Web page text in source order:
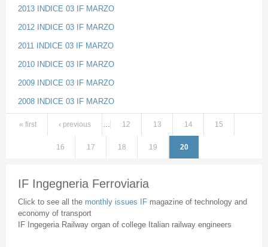
2013 INDICE 03 IF MARZO
2012 INDICE 03 IF MARZO
2011 INDICE 03 IF MARZO
2010 INDICE 03 IF MARZO
2009 INDICE 03 IF MARZO
2008 INDICE 03 IF MARZO
Pages
« first ‹ previous … 12 13 14 15
16 17 18 19 20
IF Ingegneria Ferroviaria
Click to see all the monthly issues IF magazine of technology and
economy of transport
IF Ingegeria Railway organ of college Italian railway engineers